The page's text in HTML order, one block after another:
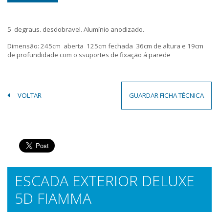
5 degraus. desdobravel. Alumínio anodizado.
Dimensão: 245cm aberta 125cm fechada 36cm de altura e 19cm
de profundidade com o ssuportes de fixação á parede
VOLTAR GUARDAR FICHA TÉCNICA
ESCADA EXTERIOR DELUXE
5D FIAMMA